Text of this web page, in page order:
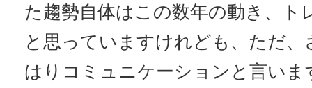
た趨勢自体はこの数年の動き、ト
と思っていますけれども、ただ
はりコミュニケーションと言いま